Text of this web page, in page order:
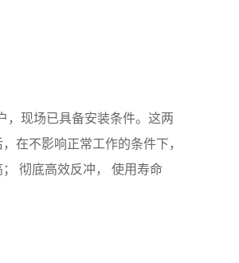
，现场已具备安装条件。这两
在不影响正常工作的条件下，
彻底高效反冲， 使用寿命